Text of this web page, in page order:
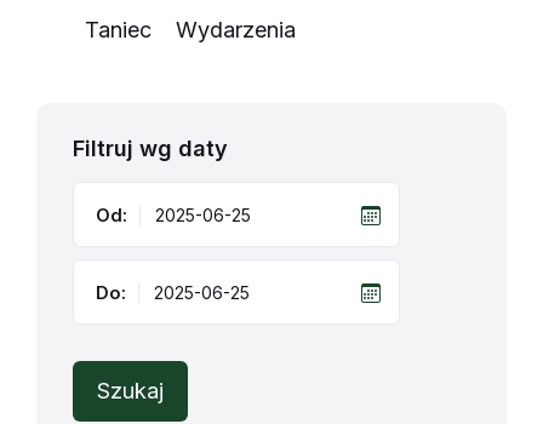
Taniec
Wydarzenia
Filtruj wg daty
Od:
Do:
Szukaj